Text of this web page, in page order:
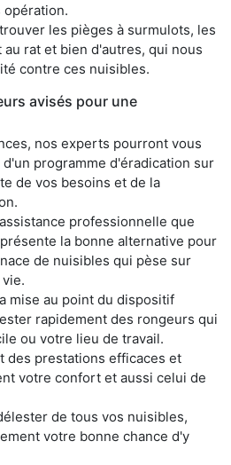
les pièges à surmulots, les
rat et bien d'autres, qui nous
contre ces nuisibles.
avisés pour une
nos experts pourront vous
programme d'éradication sur
de vos besoins et de la
professionnelle que
la bonne alternative pour
de nuisibles qui pèse sur
mise au point du dispositif
rapidement des rongeurs qui
ou votre lieu de travail.
des prestations efficaces et
votre confort et aussi celui de
de tous vos nuisibles,
votre bonne chance d'y